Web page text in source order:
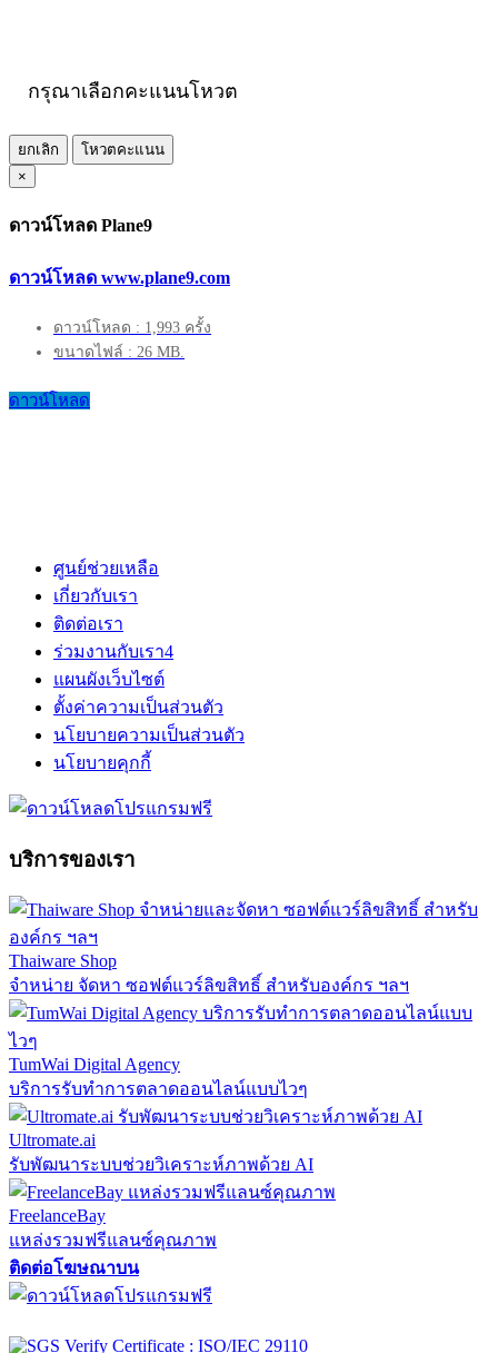
กรุณาเลือกคะแนนโหวต
ยกเลิก
โหวตคะแนน
×
ดาวน์โหลด Plane9
ดาวน์โหลด www.plane9.com
ดาวน์โหลด : 1,993 ครั้ง
ขนาดไฟล์ : 26 MB.
ดาวน์โหลด
ศูนย์ช่วยเหลือ
เกี่ยวกับเรา
ติดต่อเรา
ร่วมงานกับเรา4
แผนผังเว็บไซต์
ตั้งค่าความเป็นส่วนตัว
นโยบายความเป็นส่วนตัว
นโยบายคุกกี้
บริการของเรา
Thaiware Shop
จำหน่าย จัดหา ซอฟต์แวร์ลิขสิทธิ์ สำหรับองค์กร ฯลฯ
TumWai Digital Agency
บริการรับทำการตลาดออนไลน์แบบไวๆ
Ultromate.ai
รับพัฒนาระบบช่วยวิเคราะห์ภาพด้วย AI
FreelanceBay
แหล่งรวมฟรีแลนซ์คุณภาพ
ติดต่อโฆษณาบน